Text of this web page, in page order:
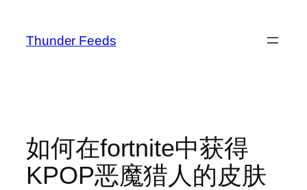
Thunder Feeds
如何在fortnite中获得
KPOP恶魔猎人的皮肤